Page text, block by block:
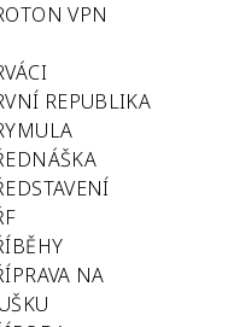
VPN
REPUBLIKA
NA